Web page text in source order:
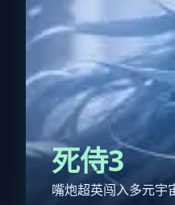
死侍3
嘴炮超英闯入多元宇